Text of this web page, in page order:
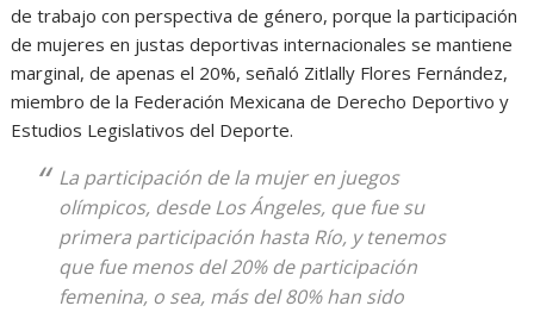
de trabajo con perspectiva de género, porque la participación
de mujeres en justas deportivas internacionales se mantiene
marginal, de apenas el 20%, señaló Zitlally Flores Fernández,
miembro de la Federación Mexicana de Derecho Deportivo y
Estudios Legislativos del Deporte.
La participación de la mujer en juegos
olímpicos, desde Los Ángeles, que fue su
primera participación hasta Río, y tenemos
que fue menos del 20% de participación
femenina, o sea, más del 80% han sido